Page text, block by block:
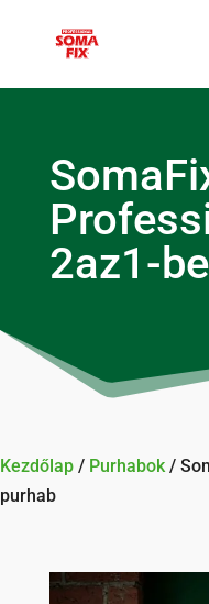
2az1-
Kezdőlap / Purhabok/
purhab